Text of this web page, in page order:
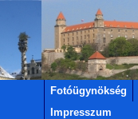
Fotóügynökség
Impresszum